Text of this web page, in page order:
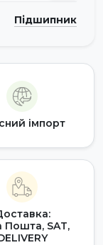
Підшипник
імпорт
Пошта, SAT,